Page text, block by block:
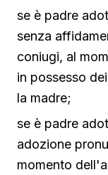
se è padre
senza
coniugi, al
in possesso
la madre;
se è padre
adozione
momento